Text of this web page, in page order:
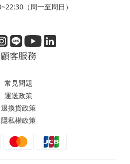
（周一至周日）
顧客服務
常見問題
運送政策
退換貨政策
隱私權政策